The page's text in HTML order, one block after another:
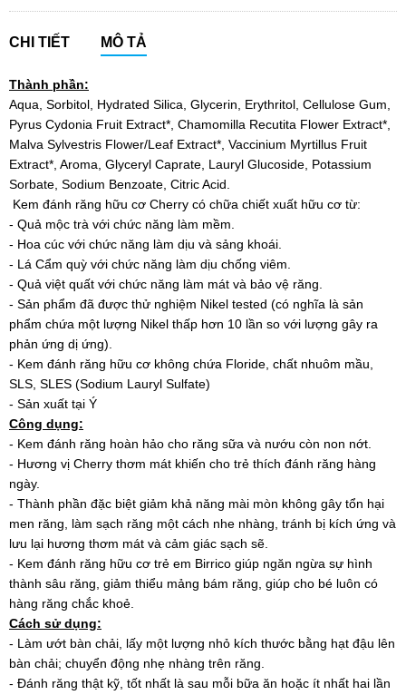
CHI TIẾT MÔ TẢ
Thành phần:
Aqua, Sorbitol, Hydrated Silica, Glycerin, Erythritol, Cellulose Gum,
Pyrus Cydonia Fruit Extract*, Chamomilla Recutita Flower Extract*,
Malva Sylvestris Flower/Leaf Extract*, Vaccinium Myrtillus Fruit
Extract*, Aroma, Glyceryl Caprate, Lauryl Glucoside, Potassium
Sorbate, Sodium Benzoate, Citric Acid.
Kem đánh răng hữu cơ Cherry có chữa chiết xuất hữu cơ từ:
- Quả mộc trà với chức năng làm mềm.
- Hoa cúc với chức năng làm dịu và sảng khoái.
- Lá Cẩm quỳ với chức năng làm dịu chống viêm.
- Quả việt quất với chức năng làm mát và bảo vệ răng.
- Sản phẩm đã được thử nghiệm Nikel tested (có nghĩa là sản
phẩm chứa một lượng Nikel thấp hơn 10 lần so với lượng gây ra
phản ứng dị ứng).
- Kem đánh răng hữu cơ không chứa Floride, chất nhuôm mầu,
SLS, SLES (Sodium Lauryl Sulfate)
- Sản xuất tại Ý
Công dụng:
- Kem đánh răng hoàn hảo cho răng sữa và nướu còn non nớt.
- Hương vị Cherry thơm mát khiến cho trẻ thích đánh răng hàng
ngày.
- Thành phần đặc biệt giảm khả năng mài mòn không gây tổn hại
men răng, làm sạch răng một cách nhe nhàng, tránh bị kích ứng và
lưu lại hương thơm mát và cảm giác sạch sẽ.
- Kem đánh răng hữu cơ trẻ em Birrico giúp ngăn ngừa sự hình
thành sâu răng, giảm thiểu mảng bám răng, giúp cho bé luôn có
hàng răng chắc khoẻ.
Cách sử dụng:
- Làm ướt bàn chải, lấy một lượng nhỏ kích thước bằng hạt đậu lên
bàn chải; chuyển động nhẹ nhàng trên răng.
- Đánh răng thật kỹ, tốt nhất là sau mỗi bữa ăn hoặc ít nhất hai lần